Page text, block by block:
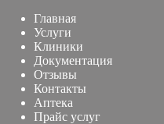
Главная
Услуги
Клиники
Документация
Отзывы
Контакты
Аптека
Прайс услуг